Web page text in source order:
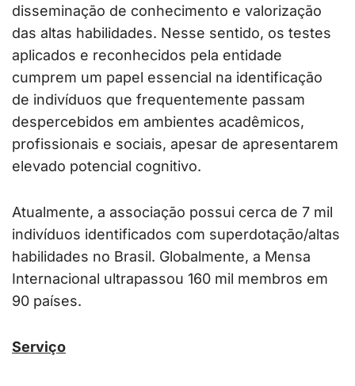
disseminação de conhecimento e valorização
das altas habilidades. Nesse sentido, os testes
aplicados e reconhecidos pela entidade
cumprem um papel essencial na identificação
de indivíduos que frequentemente passam
despercebidos em ambientes acadêmicos,
profissionais e sociais, apesar de apresentarem
elevado potencial cognitivo.
Atualmente, a associação possui cerca de 7 mil
indivíduos identificados com superdotação/altas
habilidades no Brasil. Globalmente, a Mensa
Internacional ultrapassou 160 mil membros em
90 países.
Serviço